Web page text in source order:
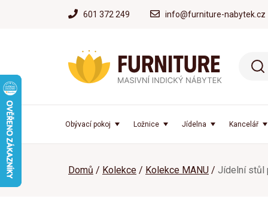
601 372 249 info@furniture-nabytek.cz
Obývací pokoj Ložnice Jídelna Kancelář
Domů Kolekce Kolekce MANU Jídelní stůl